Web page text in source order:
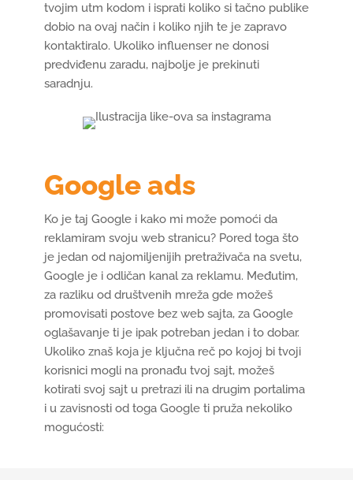
tvojim utm kodom i isprati koliko si tačno publike
dobio na ovaj način i koliko njih te je zapravo
kontaktiralo. Ukoliko influenser ne donosi
predviđenu zaradu, najbolje je prekinuti
saradnju.
Google ads
Ko je taj Google i kako mi može pomoći da
reklamiram svoju web stranicu? Pored toga što
je jedan od najomiljenijih pretraživača na svetu,
Google je i odličan kanal za reklamu. Međutim,
za razliku od društvenih mreža gde možeš
promovisati postove bez web sajta, za Google
oglašavanje ti je ipak potreban jedan i to dobar.
Ukoliko znaš koja je ključna reč po kojoj bi tvoji
korisnici mogli na pronađu tvoj sajt, možeš
kotirati svoj sajt u pretrazi ili na drugim portalima
i u zavisnosti od toga Google ti pruža nekoliko
mogućosti: